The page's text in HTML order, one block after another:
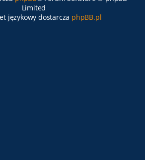
Limited
językowy dostarcza phpBB.pl